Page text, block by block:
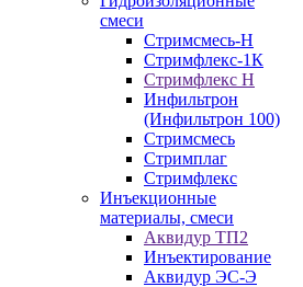
смеси
Стримсмесь-Н
Стримфлекс-1К
Стримфлекс Н
Инфильтрон
(Инфильтрон 100)
Стримсмесь
Стримплаг
Стримфлекс
Инъекционные
материалы, смеси
Аквидур ТП2
Инъектирование
Аквидур ЭС-Э